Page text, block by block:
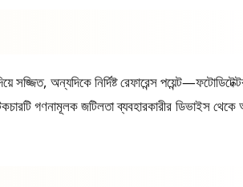
অন্যদিকে নির্দিষ্ট রেফারেন্স
গণনামূলক জটিলতা ব্যবহারকারীর ডিভাইস থেকে